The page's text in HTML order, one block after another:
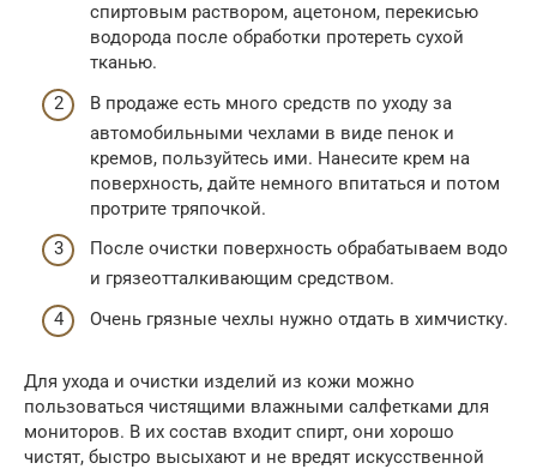
спиртовым раствором, ацетоном, перекисью
водорода после обработки протереть сухой
тканью.
В продаже есть много средств по уходу за
автомобильными чехлами в виде пенок и
кремов, пользуйтесь ими. Нанесите крем на
поверхность, дайте немного впитаться и потом
протрите тряпочкой.
После очистки поверхность обрабатываем водо
и грязеотталкивающим средством.
Очень грязные чехлы нужно отдать в химчистку.
Для ухода и очистки изделий из кожи можно
пользоваться чистящими влажными салфетками для
мониторов. В их состав входит спирт, они хорошо
чистят, быстро высыхают и не вредят искусственной